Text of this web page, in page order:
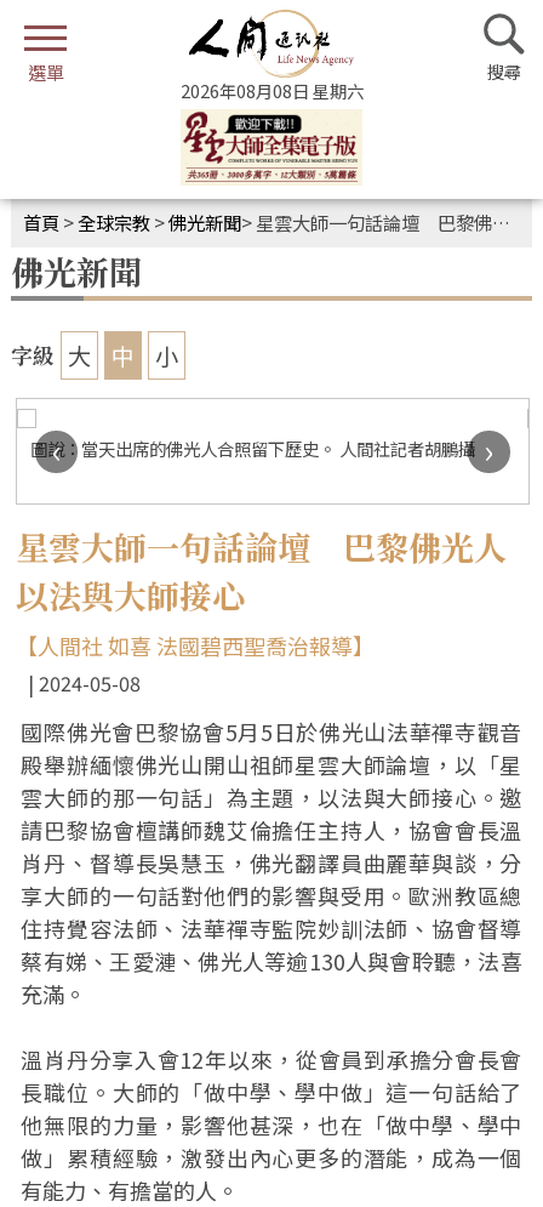
2026年08月08日 星期六
首頁 >全球宗教>佛光新聞>星雲大師一句話論壇 巴黎佛光人以法與大師接心
佛光新聞
字級 大 中 小
圖說：當天出席的佛光人合照留下歷史。 人間社記者胡鵬攝
‹ ›
星雲大師一句話論壇 巴黎佛光人
以法與大師接心
【人間社 如喜 法國碧西聖喬治報導】
2024-05-08
國際佛光會巴黎協會5月5日於佛光山法華禪寺觀音
殿舉辦緬懷佛光山開山祖師星雲大師論壇，以「星
雲大師的那一句話」為主題，以法與大師接心。邀
請巴黎協會檀講師魏艾倫擔任主持人，協會會長溫
肖丹、督導長吳慧玉，佛光翻譯員曲麗華與談，分
享大師的一句話對他們的影響與受用。歐洲教區總
住持覺容法師、法華禪寺監院妙訓法師、協會督導
蔡有娣、王愛漣、佛光人等逾130人與會聆聽，法喜
充滿。
溫肖丹分享入會12年以來，從會員到承擔分會長會
長職位。大師的「做中學、學中做」這一句話給了
他無限的力量，影響他甚深，也在「做中學、學中
做」累積經驗，激發出內心更多的潛能，成為一個
有能力、有擔當的人。